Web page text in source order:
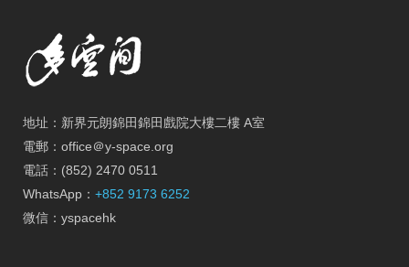
地址：新界元朗錦田錦田戲院大樓二樓 A室
電郵：office＠y-space.org
電話：(852) 2470 0511
WhatsApp： +852 9173 6252
微信：yspacehk